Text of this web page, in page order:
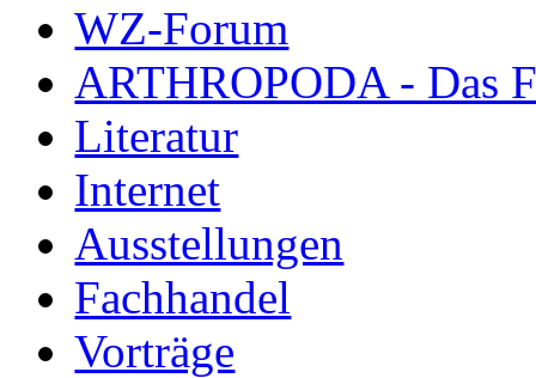
WZ-Forum
ARTHROPODA - Das
Literatur
Internet
Ausstellungen
Fachhandel
Vorträge